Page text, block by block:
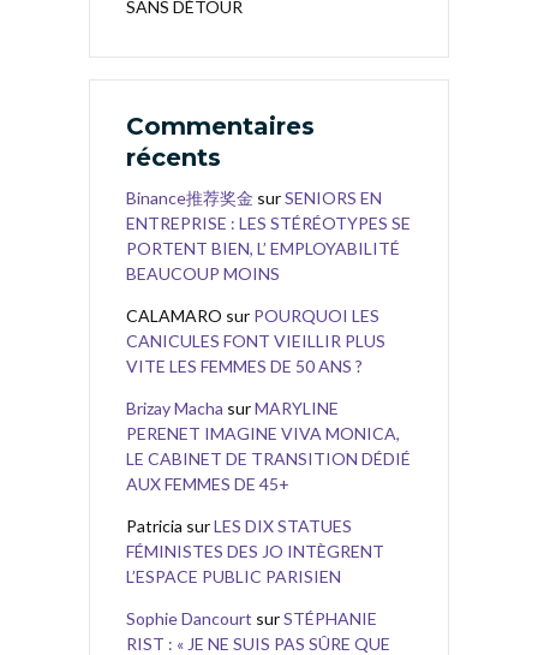
SANS DÉTOUR
Commentaires
récents
Binance推荐奖金 surSENIORS EN
ENTREPRISE : LES STÉRÉOTYPES SE
PORTENT BIEN, L’ EMPLOYABILITÉ
BEAUCOUP MOINS
CALAMARO sur POURQUOI LES
CANICULES FONT VIEILLIR PLUS
VITE LES FEMMES DE 50 ANS ?
Brizay Macha surMARYLINE
PERENET IMAGINE VIVA MONICA,
LE CABINET DE TRANSITION DÉDIÉ
AUX FEMMES DE 45+
Patricia surLES DIX STATUES
FÉMINISTES DES JO INTÈGRENT
L’ESPACE PUBLIC PARISIEN
Sophie Dancourt surSTÉPHANIE
RIST : « JE NE SUIS PAS SÛRE QUE